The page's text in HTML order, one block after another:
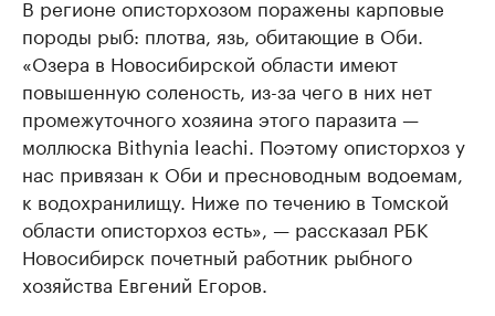
В регионе описторхозом поражены карповые
породы рыб: плотва, язь, обитающие в Оби.
«Озера в Новосибирской области имеют
повышенную соленость, из-за чего в них нет
промежуточного хозяина этого паразита —
моллюска Bithynia leachi. Поэтому описторхоз у
нас привязан к Оби и пресноводным водоемам,
к водохранилищу. Ниже по течению в Томской
области описторхоз есть», — рассказал РБК
Новосибирск почетный работник рыбного
хозяйства Евгений Егоров.